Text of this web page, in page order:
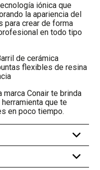
iónica que
la apariencia del
para crear de forma
en todo tipo
de cerámica
flexibles de resina
marca Conair te brinda
que te
en poco tiempo.
+
+